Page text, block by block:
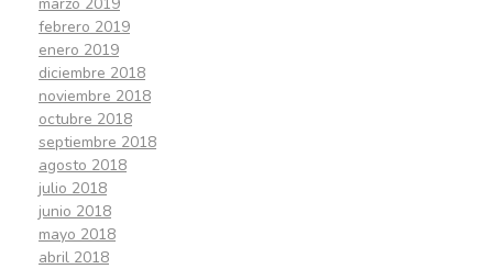
febrero 2019
enero 2019
diciembre 2018
noviembre 2018
octubre 2018
septiembre 2018
agosto 2018
julio 2018
junio 2018
mayo 2018
abril 2018